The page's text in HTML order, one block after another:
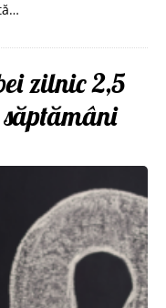
zilnic 2,5